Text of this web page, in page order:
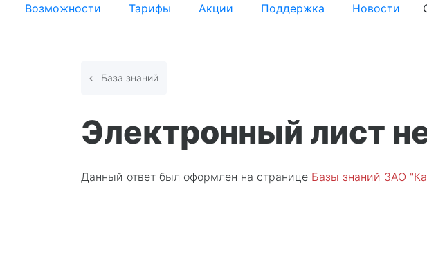
Возможности Тарифы Акции Поддержка Новости
База знаний
Электронный лист
Данный ответ был оформлен на странице Базы знаний ЗАО